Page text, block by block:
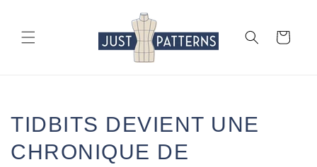
au
contenu
Panier
TIDBITS DEVIENT UNE
CHRONIQUE DE